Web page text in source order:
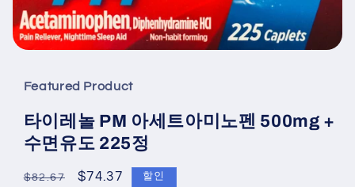
Featured Product
타이레놀 PM 아세트아미노펜 500mg +
수면유도 225정
정
$82.67
할
$74.37 할인